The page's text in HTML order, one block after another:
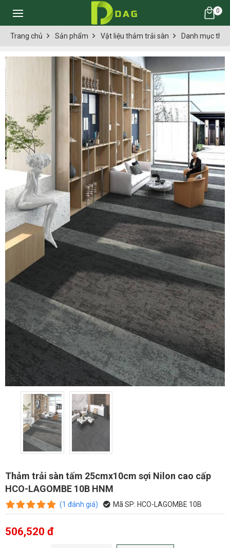
0
Trang chủ Sản phẩm Vật liệu thảm trải sàn Danh mục
Thảm trải sàn tấm 25cmx10cm sợi Nilon cao cấp
HCO-LAGOMBE 10B HNM
(1 đánh giá) Mã SP: HCO-LAGOMBE 10B
506,520 đ